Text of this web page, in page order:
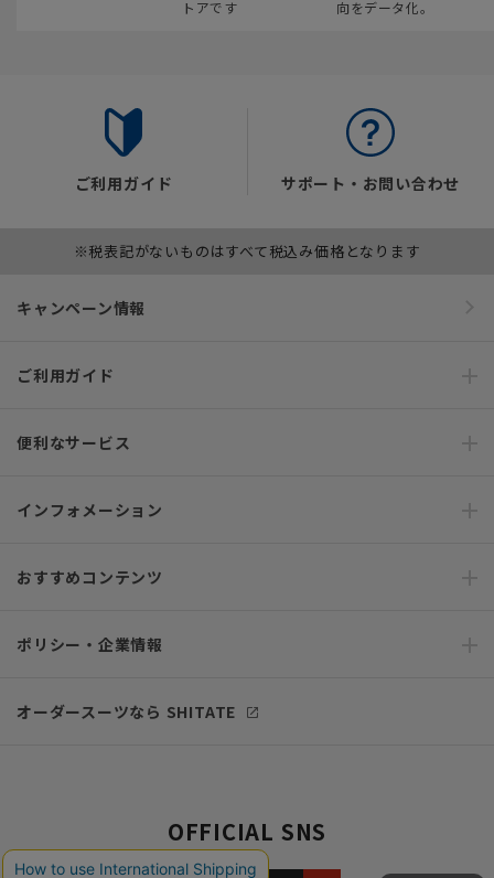
トアです
向をデータ化。
ご利用ガイド サポート・お問い合わせ
※税表記がないものはすべて税込み価格となります
キャンペーン情報
ご利用ガイド
便利なサービス
インフォメーション
おすすめコンテンツ
ポリシー・企業情報
オーダースーツなら SHITATE
OFFICIAL SNS